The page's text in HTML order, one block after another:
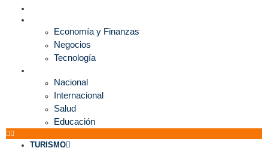
Economía y Finanzas
Negocios
Tecnología
Nacional
Internacional
Salud
Educación
TURISMO